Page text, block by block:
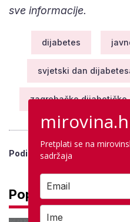
sve informacije.
dijabetes
svjetski dan
zagrebačko dijabetičko
Podijeli vijest
Popularno
Pretplati se na
sadržaja